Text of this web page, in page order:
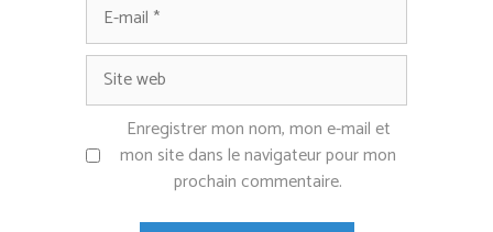
Site
Enregistrer mon nom, mon e-mail et
mon site dans le navigateur pour mon
prochain commentaire.